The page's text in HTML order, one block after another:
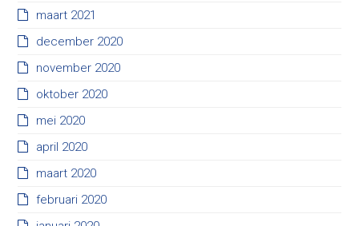
maart 2021
december 2020
november 2020
oktober 2020
mei 2020
april 2020
maart 2020
februari 2020